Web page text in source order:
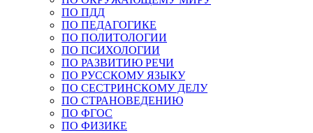
ПО ПДД
ПО ПЕДАГОГИКЕ
ПО ПОЛИТОЛОГИИ
ПО ПСИХОЛОГИИ
ПО РАЗВИТИЮ РЕЧИ
ПО РУССКОМУ ЯЗЫКУ
ПО СЕСТРИНСКОМУ ДЕЛУ
ПО СТРАНОВЕДЕНИЮ
ПО ФГОС
ПО ФИЗИКЕ